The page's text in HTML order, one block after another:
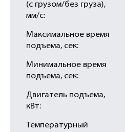
(с грузом/без груза),
мм/с:
Максимальное время
подъема, сек:
Минимальное время
подъема, сек:
Двигатель подъема,
кВт:
Температурный